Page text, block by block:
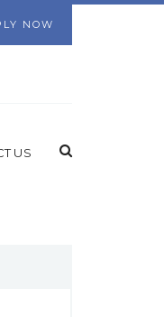
NOW
US